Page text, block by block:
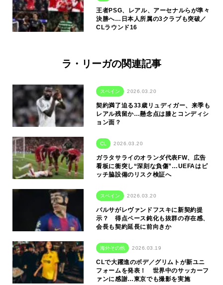
王者PSG、レアル、アーセナルらが準々
決勝へ…日本人所属の3クラブも突破／
CLラウンド16
ラ・リーガの関連記事
スペイン 2026.03.20
契約満了迫る33歳リュディガー、来季も
レアル残留か…懸念点は膝とコンディシ
ョン面？
CL 2026.03.20
ガラタサライのオランダ代表FW、広告
看板に衝突し“深刻な負傷”…UEFAはピ
ッチ脇設備のリスク検証へ
スペイン 2026.03.20
バルサがレヴァンドフスキに新契約提
示？ 得点ペース鈍化も抜群の存在感、
会長も契約延長に前向きか
海外その他 2026.03.19
CLで大躍進のボデ／グリムトが新ユニ
フォームを発表！ 世界中のサッカーフ
ァンに感謝…東京でも撮影を実施